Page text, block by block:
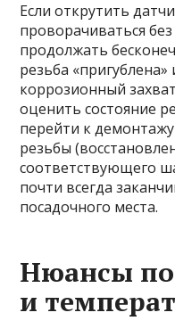
Если открутить
проворачиваться
продолжать
резьба
коррозионный
оценить состояние
перейти к
резьбы
соответствующего
почти всегда
посадочного места.
Нюансы по
и